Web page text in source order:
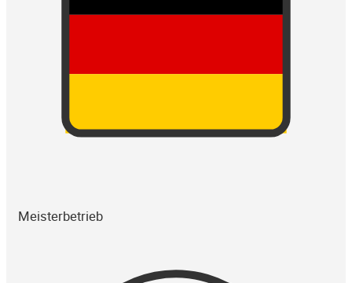
Meisterbetrieb